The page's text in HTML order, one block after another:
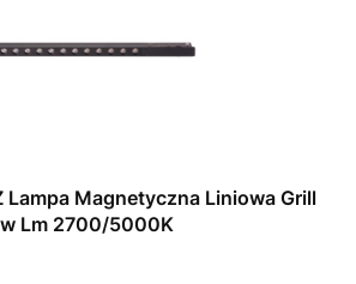
Magnetyczna Liniowa Grill
System Zigbee 12w Lm 2700/5000K